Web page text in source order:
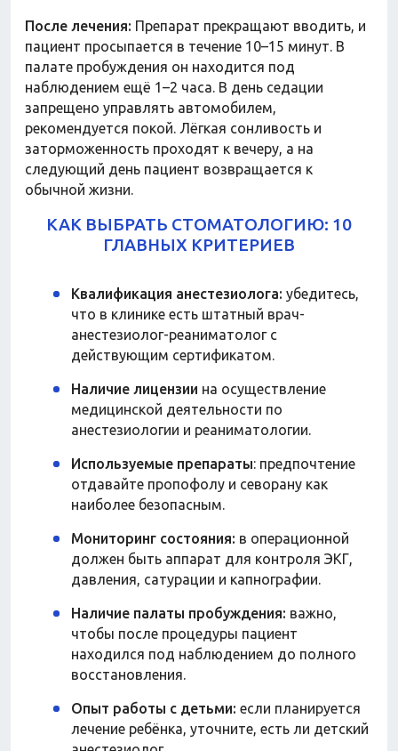
После лечения: Препарат прекращают вводить, и
пациент просыпается в течение 10–15 минут. В
палате пробуждения он находится под
наблюдением ещё 1–2 часа. В день седации
запрещено управлять автомобилем,
рекомендуется покой. Лёгкая сонливость и
заторможенность проходят к вечеру, а на
следующий день пациент возвращается к
обычной жизни.
КАК ВЫБРАТЬ СТОМАТОЛОГИЮ: 10
ГЛАВНЫХ КРИТЕРИЕВ
Квалификация анестезиолога: убедитесь,
что в клинике есть штатный врач-
анестезиолог-реаниматолог с
действующим сертификатом.
Наличие лицензии на осуществление
медицинской деятельности по
анестезиологии и реаниматологии.
Используемые препараты: предпочтение
отдавайте пропофолу и севорану как
наиболее безопасным.
Мониторинг состояния: в операционной
должен быть аппарат для контроля ЭКГ,
давления, сатурации и капнографии.
Наличие палаты пробуждения: важно,
чтобы после процедуры пациент
находился под наблюдением до полного
восстановления.
Опыт работы с детьми: если планируется
лечение ребёнка, уточните, есть ли детский